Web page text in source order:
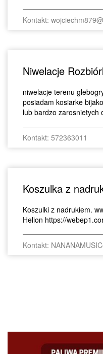
Kontakt:
Niwelacje
niwelacje terenu
posiadam kosiarke
lub bardzo zarosnietych
Kontakt: 572363011
Koszulka z
Koszulki z nadrukiem.
Helion https://
Kontakt: